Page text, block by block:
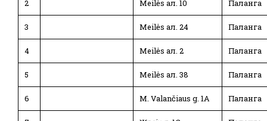
2 Meilės ал. 10 Паланга
3 Meilės ал. 24 Паланга
4 Meilės ал. 2 Паланга
5 Meilės ал. 38 Паланга
6 M. Valančiaus g. 1A Паланга